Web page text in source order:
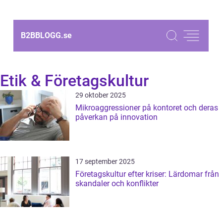
B2BBLOGG.se
Etik & Företagskultur
29 oktober 2025
Mikroaggressioner på kontoret och deras
påverkan på innovation
17 september 2025
Företagskultur efter kriser: Lärdomar från
skandaler och konflikter